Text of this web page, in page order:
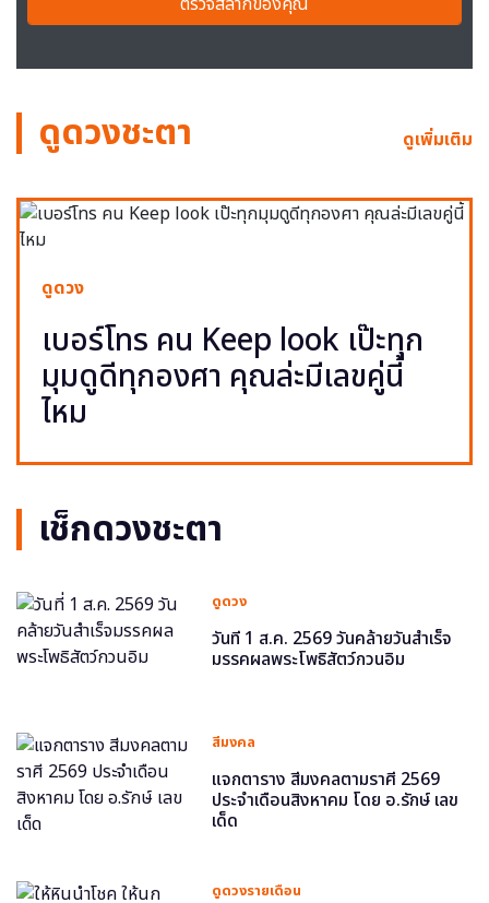
ดูดวงชะตา ดูเพิ่มเติม
ดูดวง
เบอร์โทร คน Keep look เป๊ะทุก
มุมดูดีทุกองศา คุณล่ะมีเลขคู่นี้
ไหม
เช็กดวงชะตา
ดูดวง
วันที่ 1 ส.ค. 2569 วันคล้ายวันสำเร็จ
มรรคผลพระโพธิสัตว์กวนอิม
สีมงคล
แจกตาราง สีมงคลตามราศี 2569
ประจำเดือนสิงหาคม โดย อ.รักษ์ เลข
เด็ด
ดูดวงรายเดือน